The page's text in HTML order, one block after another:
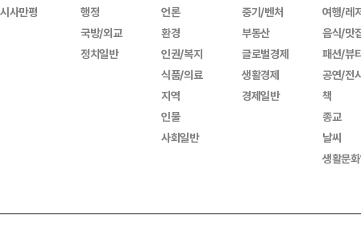
시사만평
행정
국방/외교
정치일반
언론
환경
인권/복지
식품/의료
지역
인물
사회일반
중기/벤처
부동산
글로벌경제
생활경제
경제일반
여행/레
음식/맛
패션/뷰
공연/전
책
종교
날씨
생활문